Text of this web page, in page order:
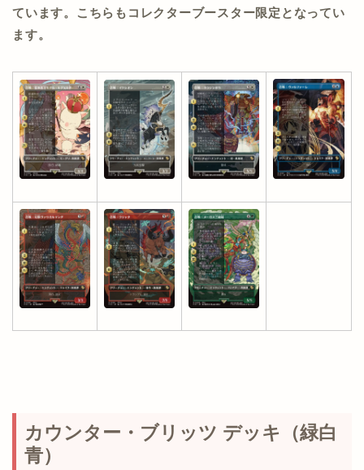
ています。こちらもコレクターブースター限定となってい
ます。
カウンター・ブリッツ デッキ（緑白
青）